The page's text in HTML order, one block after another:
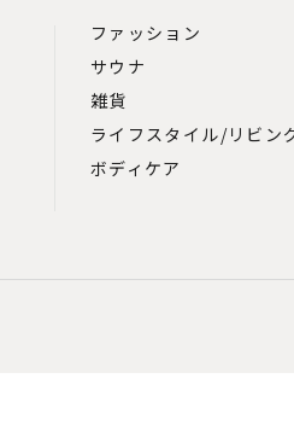
ファッション
サウナ
雑貨
ライフスタイル/リビン
ボディケア